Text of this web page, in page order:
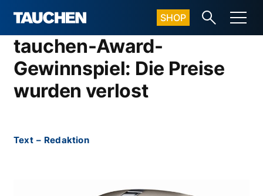
SHOP
tauchen-Award-
Gewinnspiel: Die Preise
wurden verlost
Text – Redaktion